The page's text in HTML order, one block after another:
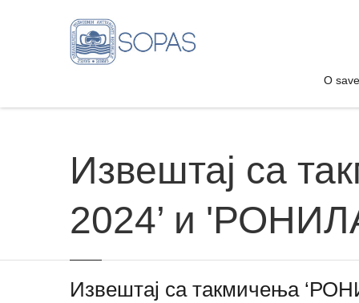
O
O
Извештај са
2024’ и
Извештај са такмичења